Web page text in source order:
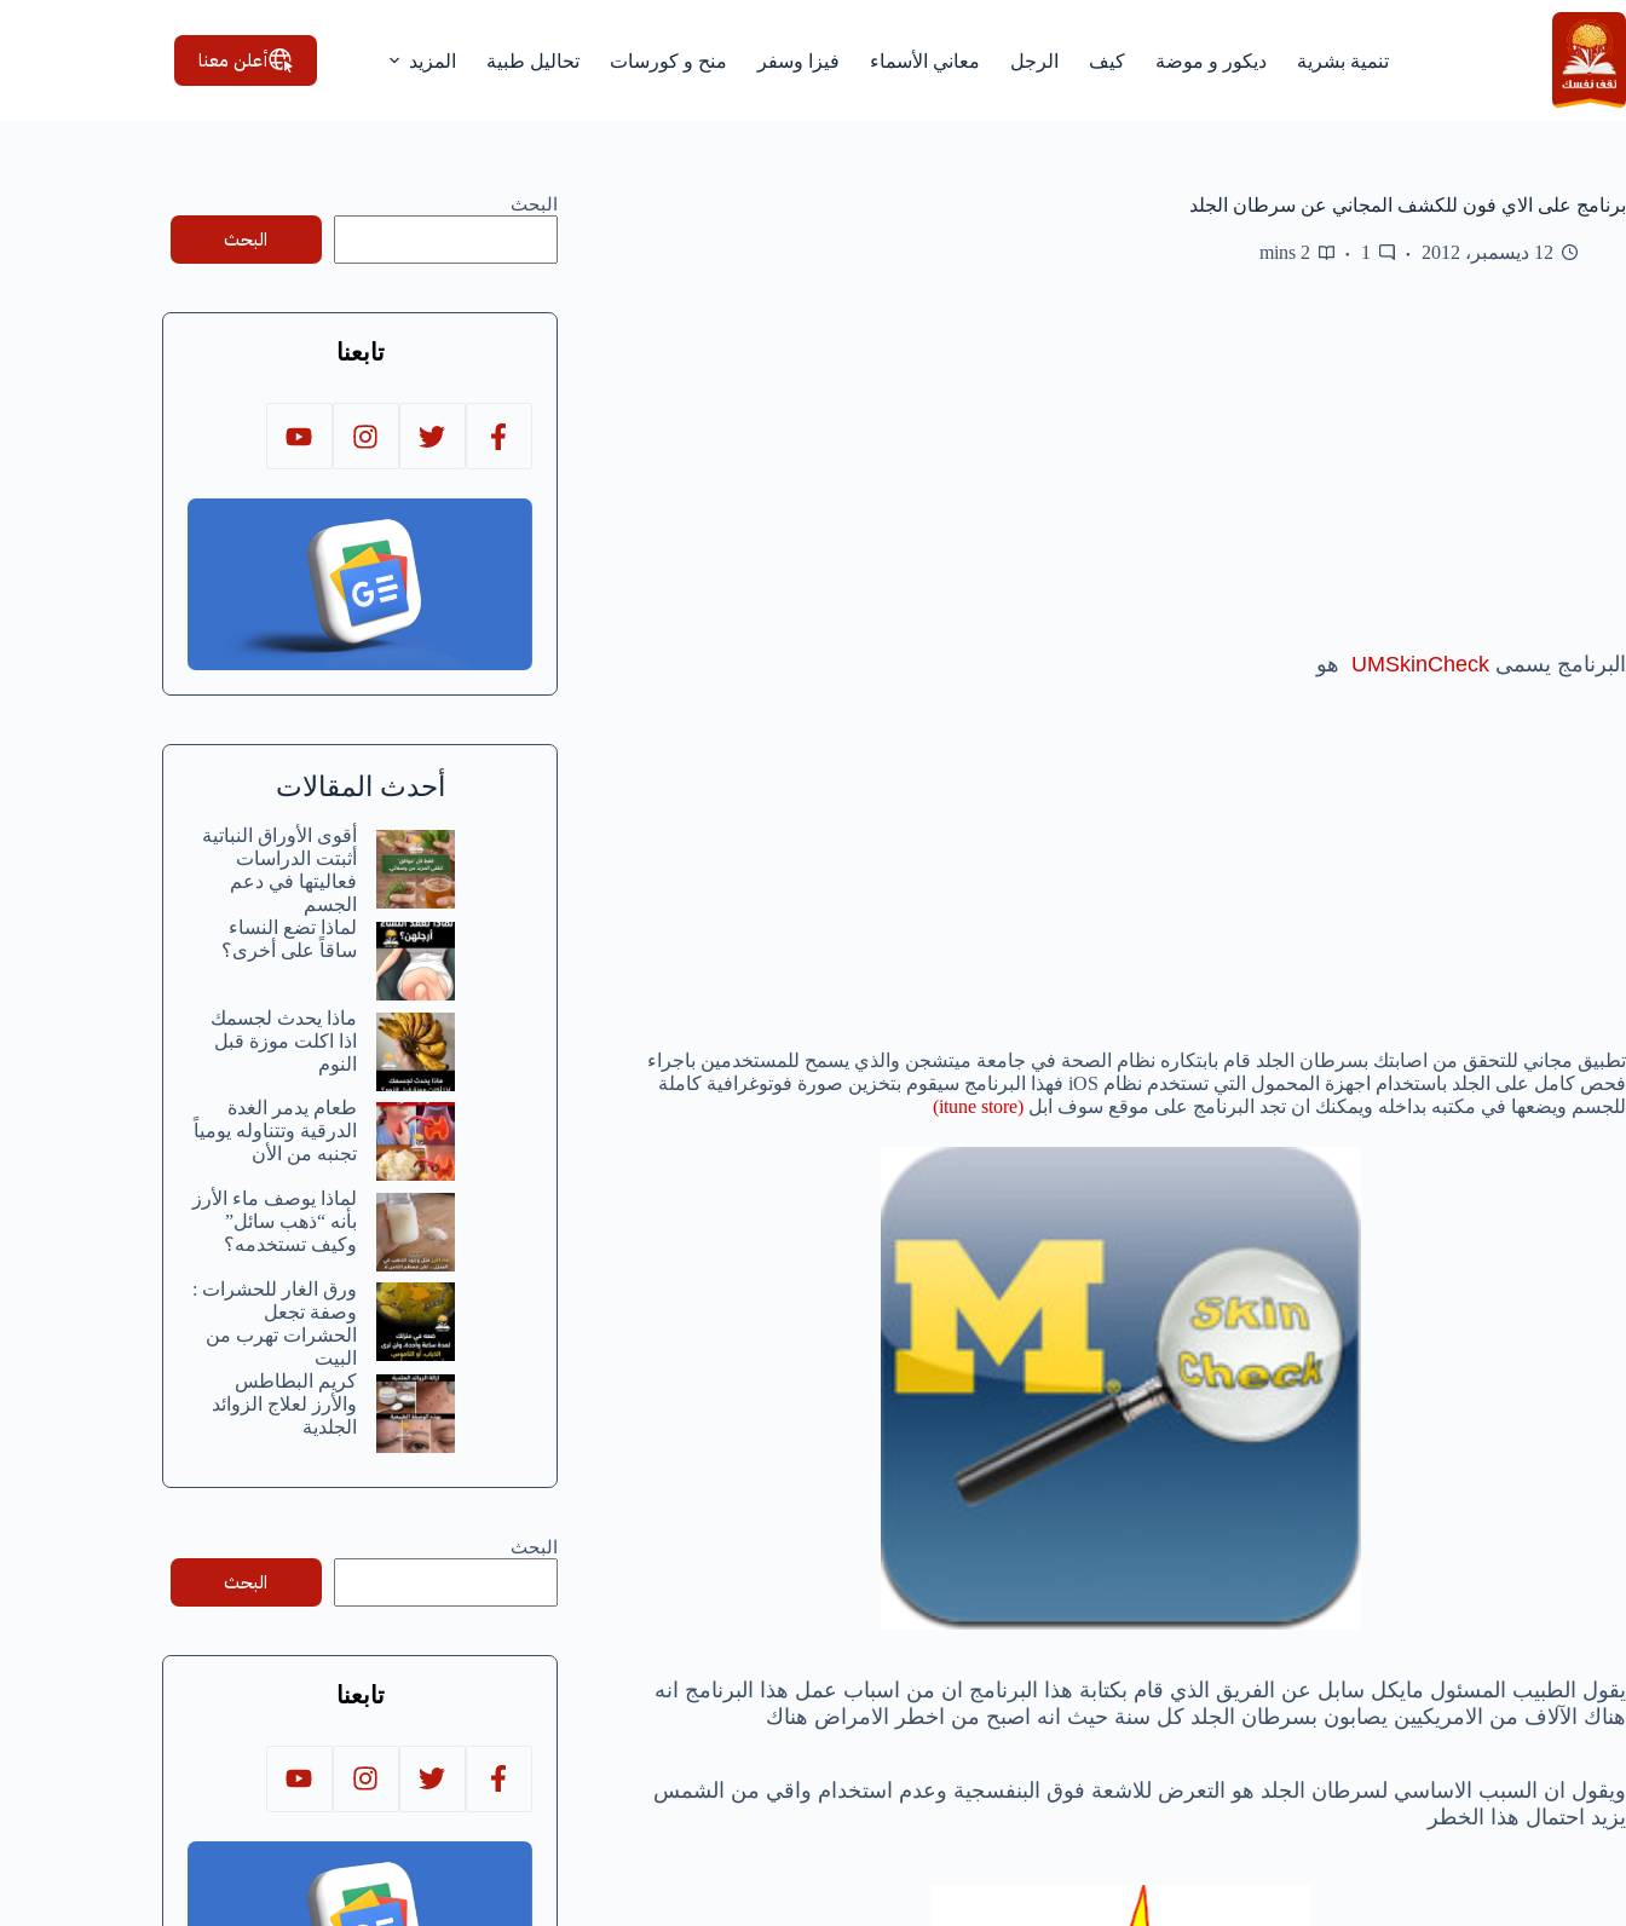
التجاوز
إلى
المحتوى
تنمية بشرية ديكور و موضة كيف الرجل معاني الأسماء فيزا وسفر منح و كورسات تحاليل طبية المزيد أعلن معنا
برنامج على الاي فون للكشف المجاني عن سرطان الجلد
12 ديسمبر، 2012 1
2 mins
البرنامج يسمى UMSkinCheck هو
تطبيق مجاني للتحقق من اصابتك بسرطان الجلد قام بابتكاره نظام الصحة في جامعة ميتشجن والذي يسمح للمستخدمين باجراء
فحص كامل على الجلد باستخدام اجهزة المحمول التي تستخدم نظام iOS فهذا البرنامج سيقوم بتخزين صورة فوتوغرافية كاملة
للجسم ويضعها في مكتبه بداخله ويمكنك ان تجد البرنامج على موقع سوف ابل (itune store)
يقول الطبيب المسئول مايكل سابل عن الفريق الذي قام بكتابة هذا البرنامج ان من اسباب عمل هذا البرنامج انه
هناك الآلاف من الامريكيين يصابون بسرطان الجلد كل سنة حيث انه اصبح من اخطر الامراض هناك
ويقول ان السبب الاساسي لسرطان الجلد هو التعرض للاشعة فوق البنفسجية وعدم استخدام واقي من الشمس
يزيد احتمال هذا الخطر
البحث
البحث
تابعنا
أحدث المقالات
أقوى الأوراق النباتية
أثبتت الدراسات
فعاليتها في دعم
الجسم
لماذا تضع النساء
ساقاً على أخرى؟
ماذا يحدث لجسمك
اذا اكلت موزة قبل
النوم
طعام يدمر الغدة
الدرقية وتتناوله يومياً
تجنبه من الأن
لماذا يوصف ماء الأرز
بأنه “ذهب سائل”
وكيف تستخدمه؟
ورق الغار للحشرات :
وصفة تجعل
الحشرات تهرب من
البيت
كريم البطاطس
والأرز لعلاج الزوائد
الجلدية
البحث
البحث
تابعنا